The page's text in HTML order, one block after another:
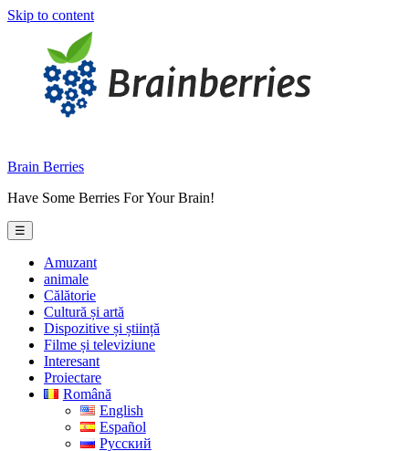
Skip to content
Brain Berries
Have Some Berries For Your Brain!
☰
Amuzant
animale
Călătorie
Cultură și artă
Dispozitive și știință
Filme și televiziune
Interesant
Proiectare
Română
English
Español
Русский